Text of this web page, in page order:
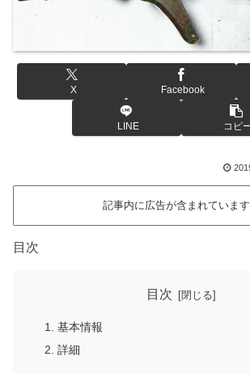
X Facebook
LINE コピ
記事内に広告が含まれています
目次
目次
基本情報
詳細